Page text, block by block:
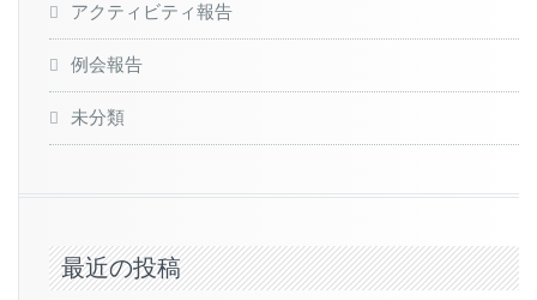
アクティビティ報告
例会報告
未分類
最近の投稿